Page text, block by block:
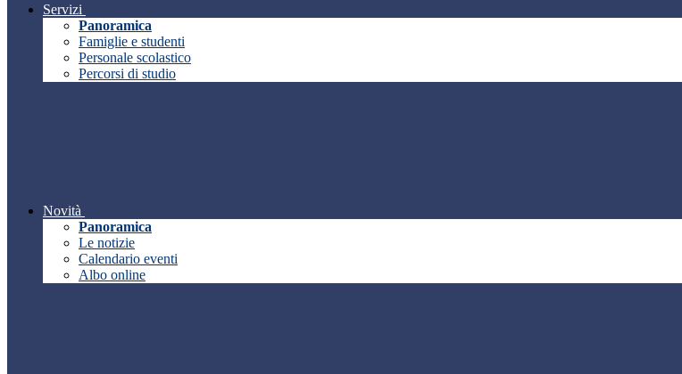
Servizi
Panoramica
Famiglie e studenti
Personale scolastico
Percorsi di studio
Novità
Panoramica
Le notizie
Calendario eventi
Albo online